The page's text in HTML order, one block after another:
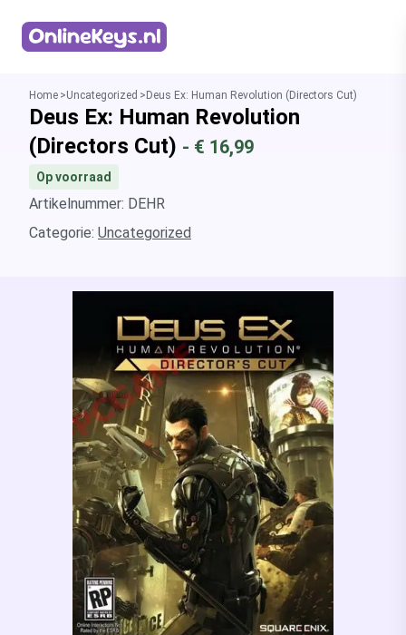
Home Uncategorized Deus Ex: Human Revolution (Directors Cut)
Deus Ex: Human Revolution
(Directors Cut) - € 16,99
Op voorraad
Artikelnummer: DEHR
Categorie: Uncategorized